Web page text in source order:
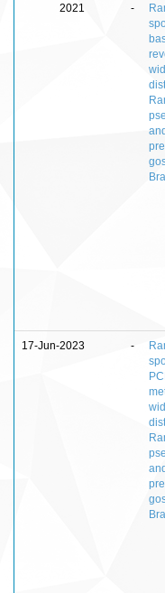
2021 -
17-Jun-2023 -